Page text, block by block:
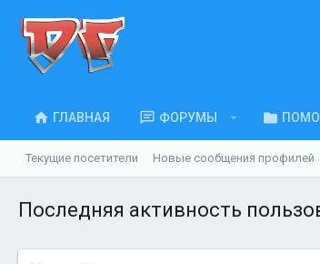
ГЛАВНАЯ ФОРУМЫ
Текущие посетители Новые сообщения профилей
Последняя активность